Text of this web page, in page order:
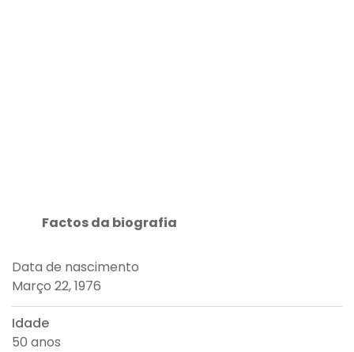
Factos da biografia
Data de nascimento
Março 22, 1976
Idade
50 anos